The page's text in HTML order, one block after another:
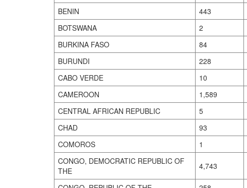
BENIN
443
BOTSWANA
2
BURKINA FASO
84
BURUNDI
228
CABO VERDE
10
CAMEROON
1,589
CENTRAL AFRICAN REPUBLIC
5
CHAD
93
COMOROS
1
CONGO, DEMOCRATIC REPUBLIC OF
THE
4,743